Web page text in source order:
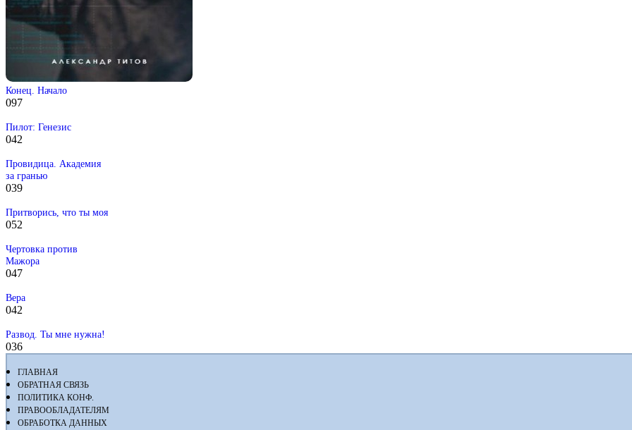
Конец. Начало
097
Пилот: Генезис
042
Провидица. Академия
за гранью
039
Притворись, что ты моя
052
Чертовка против
Мажора
047
Вера
042
Развод. Ты мне нужна!
036
ГЛАВНАЯ
ОБРАТНАЯ СВЯЗЬ
ПОЛИТИКА КОНФ.
ПРАВООБЛАДАТЕЛЯМ
ОБРАБОТКА ДАННЫХ